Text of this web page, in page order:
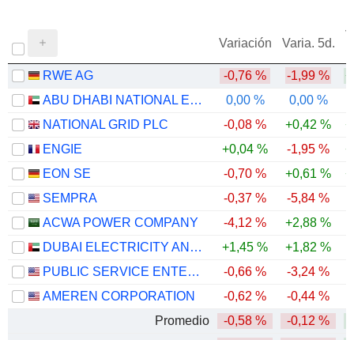
Variación Varia. 5d.
RWE AG -0,76 % -1,99 %
ABU DHABI NATIONAL ENERGY COMPANY
0,00 % 0,00 %
NATIONAL GRID PLC
-0,08 % +0,42 %
ENGIE
+0,04 % -1,95 %
EON SE
-0,70 % +0,61 %
SEMPRA
-0,37 % -5,84 %
ACWA POWER COMPANY
-4,12 % +2,88 %
DUBAI ELECTRICITY AND WATER AUTHORITY
+1,45 % +1,82 %
PUBLIC SERVICE ENTERPRISE GROUP, INC.
-0,66 % -3,24 %
AMEREN CORPORATION
-0,62 % -0,44 %
Promedio
-0,58 % -0,12 %